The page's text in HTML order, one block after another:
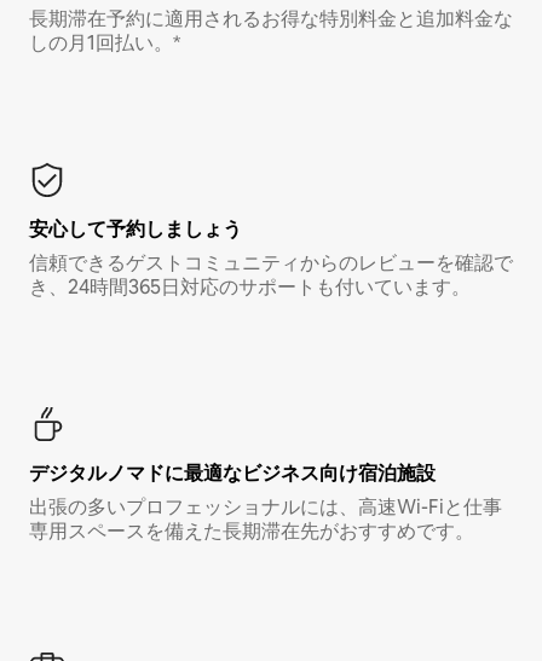
長期滞在予約に適用されるお得な特別料金と追加料金な
しの月1回払い。*
安心して予約しましょう
信頼できるゲストコミュニティからのレビューを確認で
き、24時間365日対応のサポートも付いています。
デジタルノマド⁠に最⁠適⁠なビ⁠ジ⁠ネ⁠ス⁠向⁠け宿⁠泊⁠施⁠設
出張の多いプロフェッショナルには、高速Wi-Fiと仕事
専用スペースを備えた長期滞在先がおすすめです。